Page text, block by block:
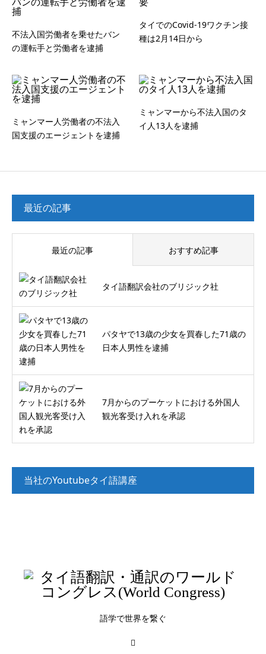
不法入国労働者を乗せたバン
の運転手と労働者を逮捕
タイでのCovid-19ワクチン接
種は2月14日から
ミャンマー人労働者の不法入
国支援のエージェントを逮捕
ミャンマーから不法入国のタ
イ人13人を逮捕
最近の記事
最近の記事 おすすめ記事
タイ語翻訳会社のブリジック社
パタヤで13歳の少女を買春した71歳の
日本人男性を逮捕
7月からのプーケットにおける外国人
観光客受け入れを承認
当社のYoutubeタイ語講座
語学で世界を繋ぐ